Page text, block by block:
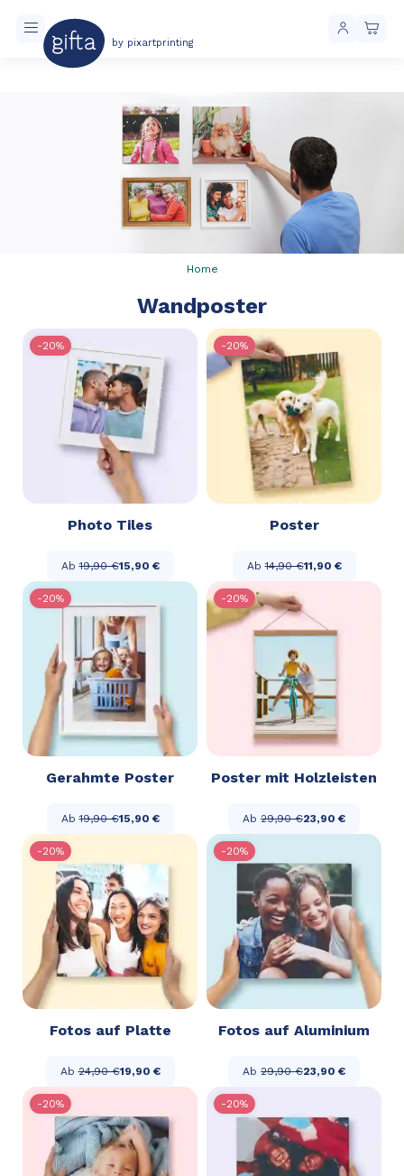
by pixartprinting
Home
Wandposter
-20%
Photo Tiles
Ab19,90 €15,90 €
-20%
Poster
Ab14,90 €11,90 €
-20%
Gerahmte Poster
Ab19,90 €15,90 €
-20%
Poster mit Holzleisten
Ab 29,90 €23,90 €
-20%
Fotos auf Platte
Ab24,90 €19,90 €
-20%
Fotos auf Aluminium
Ab 29,90 €23,90 €
-20% -20%